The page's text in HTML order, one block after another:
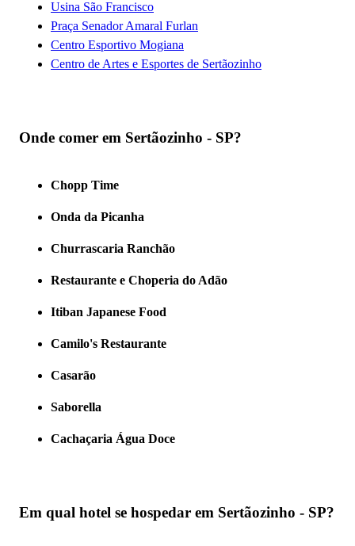
Usina São Francisco
Praça Senador Amaral Furlan
Centro Esportivo Mogiana
Centro de Artes e Esportes de Sertãozinho
Onde comer em Sertãozinho - SP?
Chopp Time
Onda da Picanha
Churrascaria Ranchão
Restaurante e Choperia do Adão
Itiban Japanese Food
Camilo's Restaurante
Casarão
Saborella
Cachaçaria Água Doce
Em qual hotel se hospedar em Sertãozinho - SP?